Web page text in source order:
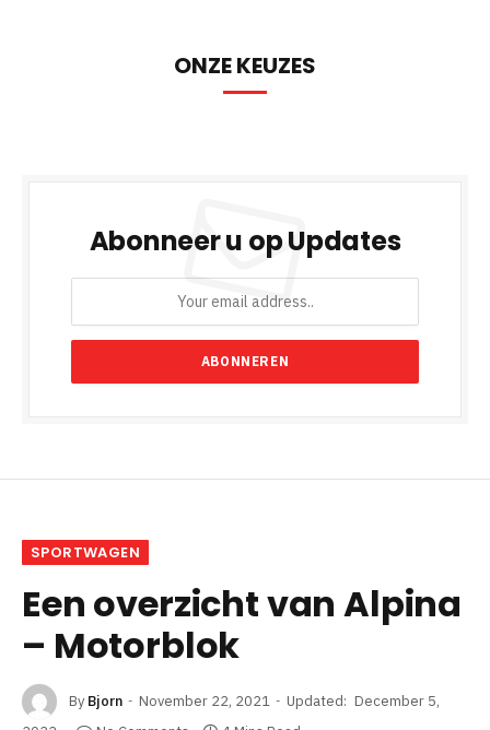
ONZE KEUZES
Abonneer u op Updates
SPORTWAGEN
Een overzicht van Alpina
– Motorblok
By Bjorn November 22, 2021 Updated: December 5,